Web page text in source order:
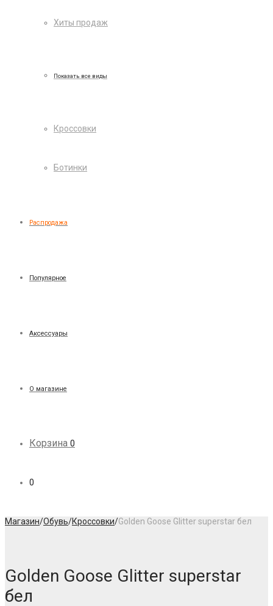
Хиты продаж
Показать все виды
Кроссовки
Ботинки
Распродажа
Популярное
Аксессуары
О магазине
Корзина 0
0
Магазин/Обувь/Кроссовки/Golden Goose Glitter superstar бел
Golden Goose Glitter superstar
бел